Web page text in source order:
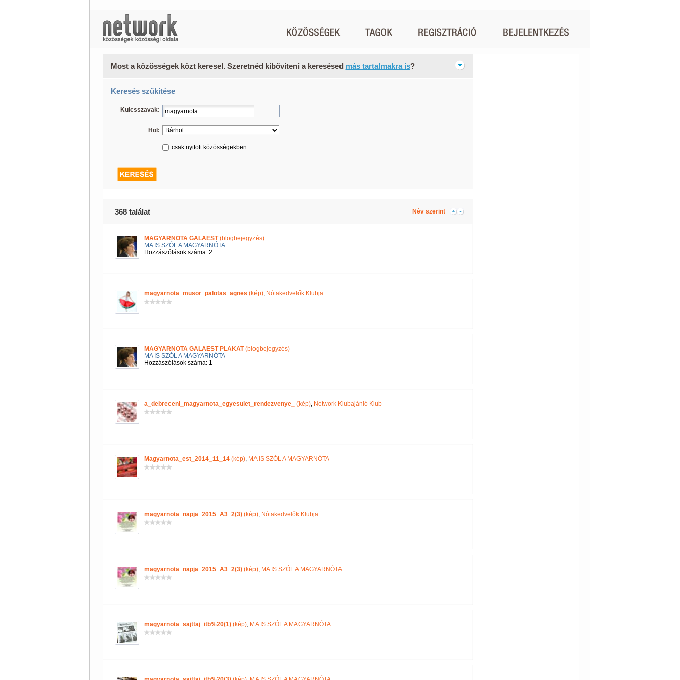
Most a közösségek közt keresel. Szeretnéd kibővíteni a keresésed más tartalmakra is?
Keresés szűkítése
Kulcsszavak:
Hol:
csak nyitott közösségekben
368 találat Név szerint
MAGYARNOTA GALAEST(blogbejegyzés)
MA IS SZÓL A MAGYARNÓTA
Hozzászólások száma: 2
magyarnota_musor_palotas_agnes (kép), Nótakedvelők Klubja
MAGYARNOTA GALAEST PLAKAT(blogbejegyzés)
MA IS SZÓL A MAGYARNÓTA
Hozzászólások száma: 1
a_debreceni_magyarnota_egyesulet_rendezvenye_ (kép), Network Klubajánló Klub
Magyarnota_est_2014_11_14(kép), MA IS SZÓL A MAGYARNÓTA
magyarnota_napja_2015_A3_2(3)(kép), Nótakedvelők Klubja
magyarnota_napja_2015_A3_2(3)(kép), MA IS SZÓL A MAGYARNÓTA
magyarnota_sajttaj_itb%20(1)(kép), MA IS SZÓL A MAGYARNÓTA